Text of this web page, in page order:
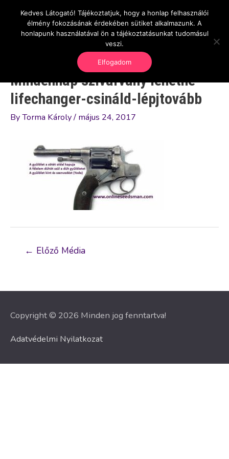
content
OnlineSeedsMan
Üzlet és szabadság
Main
Mindennap szivárvány lehetne-
lifechanger-csináld-lépjtovább
ByTorma Károly/ május 24, 2017
Bejegyzés
← Előző Média
Copyright © 2026 Minden jog fenntartva!
Adatvédelmi Nyilatkozat
Kedves Látogató! Tájékoztatjuk, hogy a honlap felhasználói
élmény fokozásának érdekében sütiket alkalmazunk. A
honlapunk használatával ön a tájékoztatásunkat tudomásul
veszi.
Elfogadom